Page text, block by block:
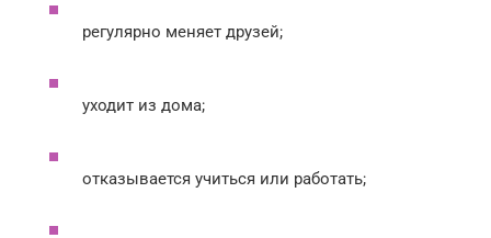
регулярно меняет друзей;
уходит из дома;
отказывается учиться или работать;